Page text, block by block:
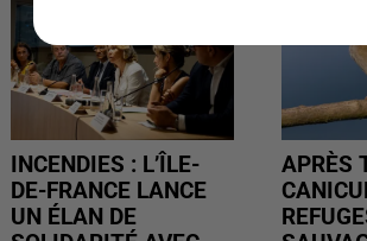
INCENDIES : L’ÎLE-
DE-FRANCE LANCE
UN ÉLAN DE
APRÈS